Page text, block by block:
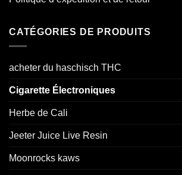
CATÉGORIES DE PRODUITS
acheter du haschisch THC
Cigarette Électroniques
Herbe de Cali
Jeeter Juice Live Resin
Moonrocks kaws